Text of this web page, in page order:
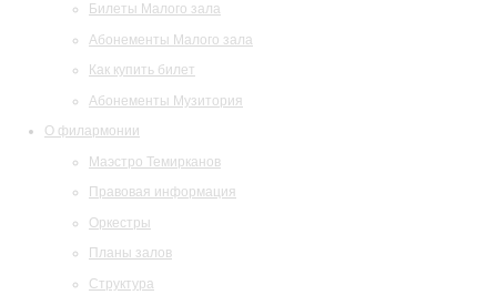
Билеты Малого зала
Абонементы Малого зала
Как купить билет
Абонементы Музитория
О филармонии
Маэстро Темирканов
Правовая информация
Оркестры
Планы залов
Структура